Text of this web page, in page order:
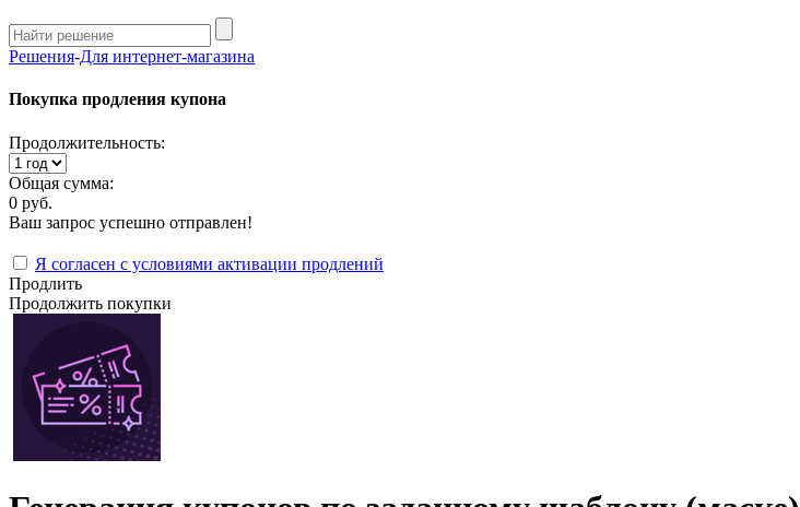
Решения-Для интернет-магазина
Покупка продления купона
Продолжительность:
Общая сумма:
0 руб.
Ваш запрос успешно отправлен!
Я согласен с условиями активации продлений
Продлить
Продолжить покупки